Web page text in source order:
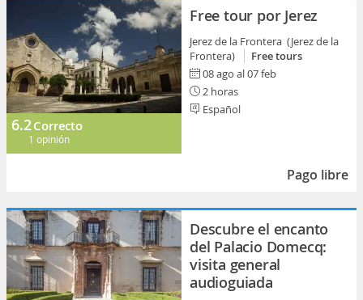
6.2Correcto
1 opinión
Free tour por Jerez
Jerez de la Frontera (Jerez de la
Frontera)
Free tours
08 ago al 07 feb
2 horas
Español
Pago libre
Descubre el encanto
del Palacio Domecq:
visita general
audioguiada